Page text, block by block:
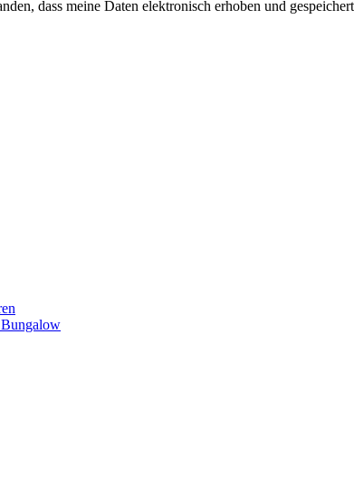
dass meine Daten elektronisch erhoben und
Bungalow